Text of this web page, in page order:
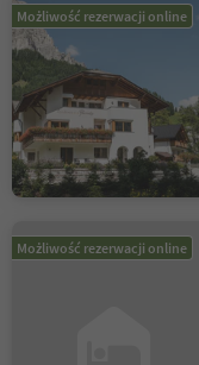
Możliwość rezerwacji online
Możliwość rezerwacji online